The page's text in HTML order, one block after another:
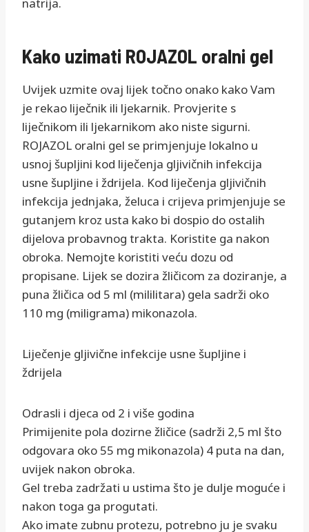
natrija.
Kako uzimati ROJAZOL oralni gel
Uvijek uzmite ovaj lijek točno onako kako Vam
je rekao liječnik ili ljekarnik. Provjerite s
liječnikom ili ljekarnikom ako niste sigurni.
ROJAZOL oralni gel se primjenjuje lokalno u
usnoj šupljini kod liječenja gljivičnih infekcija
usne šupljine i ždrijela. Kod liječenja gljivičnih
infekcija jednjaka, želuca i crijeva primjenjuje se
gutanjem kroz usta kako bi dospio do ostalih
dijelova probavnog trakta. Koristite ga nakon
obroka. Nemojte koristiti veću dozu od
propisane. Lijek se dozira žličicom za doziranje, a
puna žličica od 5 ml (mililitara) gela sadrži oko
110 mg (miligrama) mikonazola.
Liječenje gljivične infekcije usne šupljine i
ždrijela
Odrasli i djeca od 2 i više godina
Primijenite pola dozirne žličice (sadrži 2,5 ml što
odgovara oko 55 mg mikonazola) 4 puta na dan,
uvijek nakon obroka.
Gel treba zadržati u ustima što je dulje moguće i
nakon toga ga progutati.
Ako imate zubnu protezu, potrebno ju je svaku